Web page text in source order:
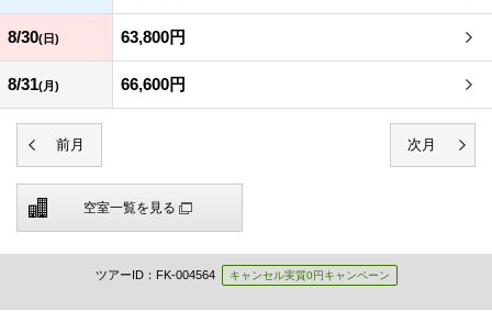
8/30(日) 63,800円
8/31(月) 66,600円
空室一覧を見る
ツアーID：FK-004564 キャンセル実質0円キャンペーン